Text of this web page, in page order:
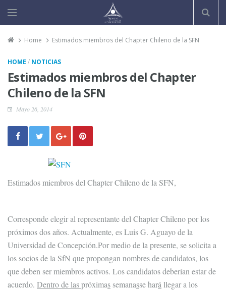
Home Estimados miembros del Chapter Chileno de la SFN
HOME / NOTICIAS
Estimados miembros del Chapter
Chileno de la SFN
Mayo 26, 2014
Estimados miembros del Chapter Chileno de la SFN,
Corresponde elegir al representante del Chapter Chileno por los
próximos dos años. Actualmente, es Luis G. Aguayo de la
Universidad de Concepción.Por medio de la presente, se solicita a
los socios de la SfN que propongan nombres de candidatos, los
que deben ser miembros activos. Los candidatos deberían estar de
acuerdo. Dentro de laspróximas semanasse hará llegar a los